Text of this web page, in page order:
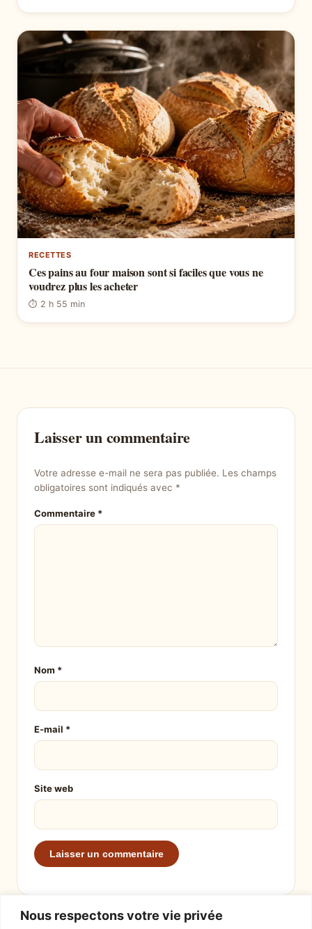
Nous respectons votre vie privée
RECETTES
Ces pains au four maison sont si faciles que vous ne
voudrez plus les acheter
⏱ 2 h 55 min
Laisser un commentaire
Votre adresse e-mail ne sera pas publiée. Les champs
obligatoires sont indiqués avec *
Commentaire *
Nom *
E-mail *
Site web